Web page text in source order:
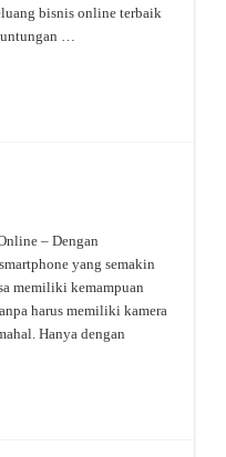
bisnis online terbaik
…
– Dengan
yang semakin
memiliki kemampuan
harus memiliki kamera
Hanya dengan